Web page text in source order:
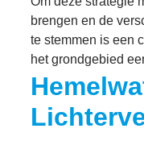
brengen en de
te stemmen is een
het grondgebied